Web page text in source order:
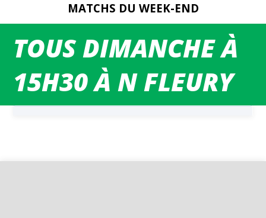
TOUS DIMANCHE À
15H30 À N FLEURY
MATCHS DU WEEK-END